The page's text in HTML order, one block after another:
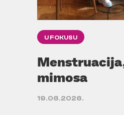
U FOKUSU
mimosa
19.06.2026.